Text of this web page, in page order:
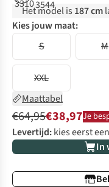
Het model is 187 cm
Kies jouw maat:
S
M
XXL
Maattabel
€64,95€38,97Je
Levertijd:kies eerst
In